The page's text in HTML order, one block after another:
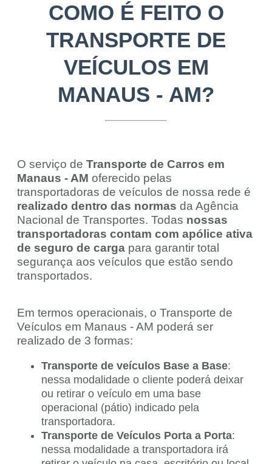
COMO É FEITO O
TRANSPORTE DE
VEÍCULOS EM
MANAUS - AM?
O serviço de Transporte de Carros em
Manaus - AM oferecido pelas
transportadoras de veículos de nossa rede é
realizado dentro das normas da Agência
Nacional de Transportes. Todas nossas
transportadoras contam com apólice ativa
de seguro de carga para garantir total
segurança aos veículos que estão sendo
transportados.
Em termos operacionais, o Transporte de
Veículos em Manaus - AM poderá ser
realizado de 3 formas:
Transporte de veículos Base a Base:
nessa modalidade o cliente poderá deixar
ou retirar o veículo em uma base
operacional (pátio) indicado pela
transportadora.
Transporte de Veículos Porta a Porta:
nessa modalidade a transportadora irá